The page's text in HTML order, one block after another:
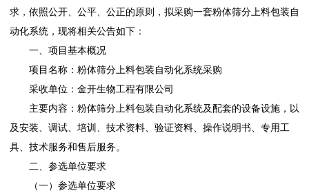
求，依照公开、公平、公正的原则，拟采购一套粉体筛分上料包装自
动化系统，现将相关公告如下：
一、项目基本概况
项目名称：粉体筛分上料包装自动化系统采购
采收单位：金开生物工程有限公司
主要内容：粉体筛分上料包装自动化系统及配套的设备设施，以
及安装、调试、培训、技术资料、验证资料、操作说明书、专用工
具、技术服务和售后服务。
二、参选单位要求
（一）参选单位要求